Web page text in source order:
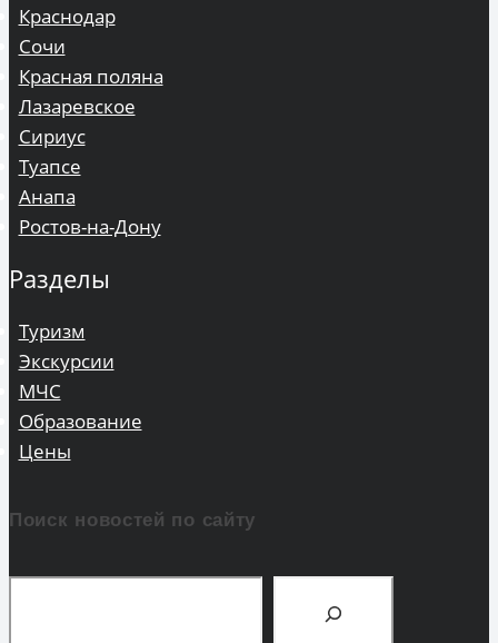
Краснодар
Сочи
Красная поляна
Лазаревское
Сириус
Туапсе
Анапа
Ростов-на-Дону
Разделы
Туризм
Экскурсии
МЧС
Образование
Цены
Поиск новостей по сайту